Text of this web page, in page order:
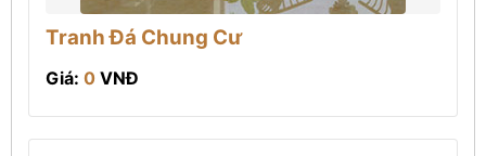
Tranh Đá Chung Cư
Giá: 0 VNĐ